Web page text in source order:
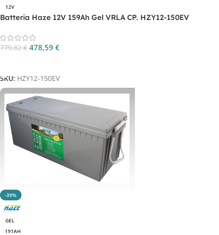
12V
Batteria Haze 12V 159Ah Gel VRLA CP. HZY12-150EV
779,82€ 478,59 €
SKU: HZY12-150EV
-39%
GEL
191AH